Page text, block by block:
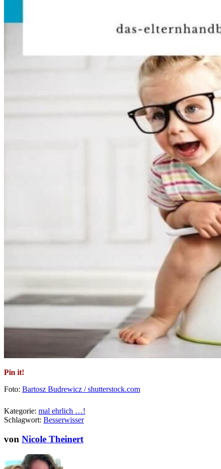
Pin it!
Foto: Bartosz Budrewicz / shutterstock.com
Kategorie: mal ehrlich …!
Schlagwort: Besserwisser
von Nicole Theinert